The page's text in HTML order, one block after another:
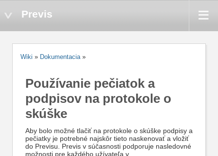
Previs
Wiki » Dokumentacia»
Používanie pečiatok a
podpisov na protokole o
skúške
Aby bolo možné tlačiť na protokole o skúške podpisy a
pečiatky je potrebné najskôr tieto naskenovať a vložiť
do Previsu. Previs v súčasnosti podporuje nasledovné
možnosti pre každého užívateľa v